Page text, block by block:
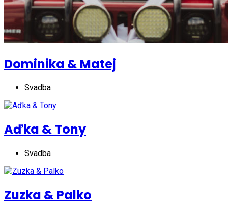
Dominika & Matej
Svadba
Aďka & Tony
Svadba
Zuzka & Palko